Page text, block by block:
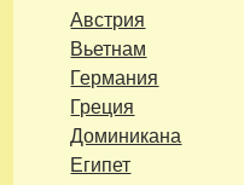
Австрия
Вьетнам
Германия
Греция
Доминикана
Египет